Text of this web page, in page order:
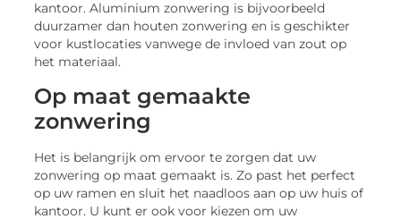
kantoor. Aluminium zonwering is bijvoorbeeld
duurzamer dan houten zonwering en is geschikter
voor kustlocaties vanwege de invloed van zout op
het materiaal.
Op maat gemaakte
zonwering
Het is belangrijk om ervoor te zorgen dat uw
zonwering op maat gemaakt is. Zo past het perfect
op uw ramen en sluit het naadloos aan op uw huis of
kantoor. U kunt er ook voor kiezen om uw